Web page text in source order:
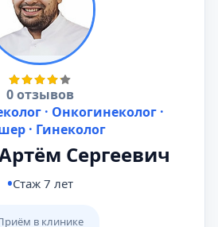
0 отзывов
· Онкогинеколог ·
· Гинеколог
Сергеевич
Стаж 7 лет
в клинике